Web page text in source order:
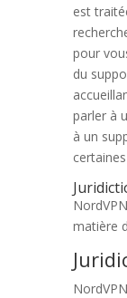
est
pour
du
parler à
à un
matière